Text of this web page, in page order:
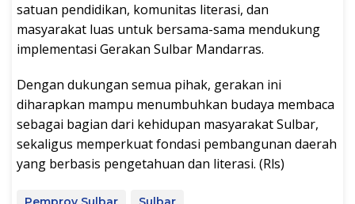
satuan pendidikan, komunitas literasi, dan
masyarakat luas untuk bersama-sama mendukung
implementasi Gerakan Sulbar Mandarras.
Dengan dukungan semua pihak, gerakan ini
diharapkan mampu menumbuhkan budaya membaca
sebagai bagian dari kehidupan masyarakat Sulbar,
sekaligus memperkuat fondasi pembangunan daerah
yang berbasis pengetahuan dan literasi. (Rls)